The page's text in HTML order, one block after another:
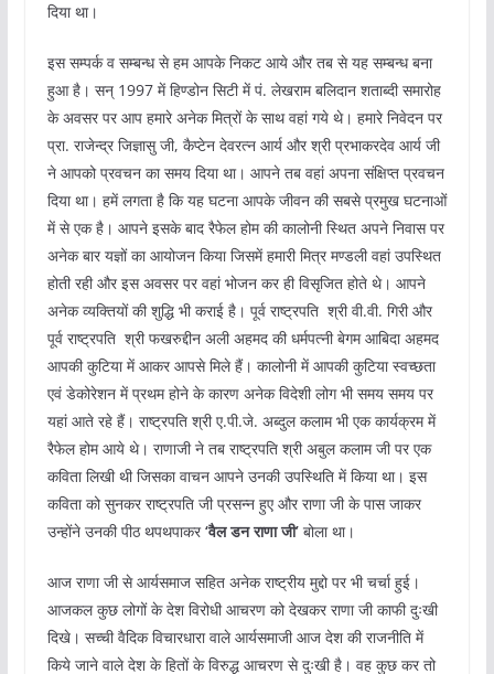
दिया था।
इस सम्पर्क व सम्बन्ध से हम आपके निकट आये और तब से यह सम्बन्ध बना
हुआ है। सन् 1997 में हिण्डोन सिटी में पं. लेखराम बलिदान शताब्दी समारोह
के अवसर पर आप हमारे अनेक मित्रों के साथ वहां गये थे। हमारे निवेदन पर
प्रा. राजेन्द्र जिज्ञासु जी, कैप्टेन देवरत्न आर्य और श्री प्रभाकरदेव आर्य जी
ने आपको प्रवचन का समय दिया था। आपने तब वहां अपना संक्षिप्त प्रवचन
दिया था। हमें लगता है कि यह घटना आपके जीवन की सबसे प्रमुख घटनाओं
में से एक है। आपने इसके बाद रैफेल होम की कालोनी स्थित अपने निवास पर
अनेक बार यज्ञों का आयोजन किया जिसमें हमारी मित्र मण्डली वहां उपस्थित
होती रही और इस अवसर पर वहां भोजन कर ही विसृजित होते थे। आपने
अनेक व्यक्तियों की शुद्धि भी कराई है। पूर्व राष्ट्रपति श्री वी.वी. गिरी और
पूर्व राष्ट्रपति श्री फखरुद्दीन अली अहमद की धर्मपत्नी बेगम आबिदा अहमद
आपकी कुटिया में आकर आपसे मिले हैं। कालोनी में आपकी कुटिया स्वच्छता
एवं डेकोरेशन में प्रथम होने के कारण अनेक विदेशी लोग भी समय समय पर
यहां आते रहे हैं। राष्ट्रपति श्री ए.पी.जे. अब्दुल कलाम भी एक कार्यक्रम में
रैफेल होम आये थे। राणाजी ने तब राष्ट्रपति श्री अबुल कलाम जी पर एक
कविता लिखी थी जिसका वाचन आपने उनकी उपस्थिति में किया था। इस
कविता को सुनकर राष्ट्रपति जी प्रसन्न हुए और राणा जी के पास जाकर
उन्होंने उनकी पीठ थपथपाकर‘वैल डन राणा जी’बोला था।
आज राणा जी से आर्यसमाज सहित अनेक राष्ट्रीय मुद्दो पर भी चर्चा हुई।
आजकल कुछ लोगों के देश विरोधी आचरण को देखकर राणा जी काफी दुःखी
दिखे। सच्ची वैदिक विचारधारा वाले आर्यसमाजी आज देश की राजनीति में
किये जाने वाले देश के हितों के विरुद्ध आचरण से दुःखी है। वह कुछ कर तो